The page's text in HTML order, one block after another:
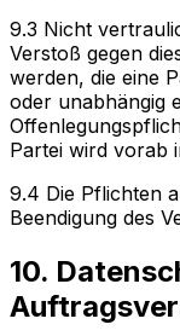
9.3 Nicht
Verstoß gegen
werden, die eine
oder unabhängig
Partei wird vorab
9.4 Die Pflichten
Beendigung des
10.